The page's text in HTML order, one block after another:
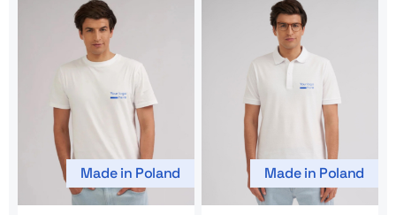
Made in Poland Made in Poland